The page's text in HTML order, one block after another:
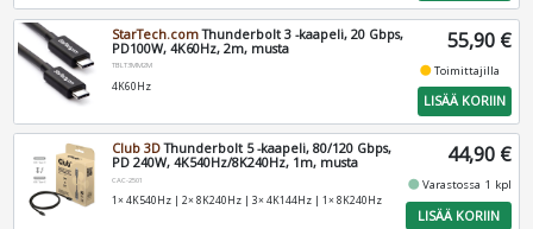
StarTech.comThunderbolt 3 -kaapeli, 20 Gbps,
PD100W, 4K60Hz, 2m, musta
TBLT3MM2M
4K60Hz
55,90 €
fiber_manual_recordToimittajilla
LISÄÄ KORIIN
Club 3DThunderbolt 5 -kaapeli, 80/120 Gbps,
PD 240W, 4K540Hz/8K240Hz, 1m, musta
CAC-2501
1× 4K540Hz | 2× 8K240Hz | 3× 4K144Hz | 1× 8K240Hz
44,90 €
fiber_manual_recordVarastossa 1 kpl
LISÄÄ KORIIN